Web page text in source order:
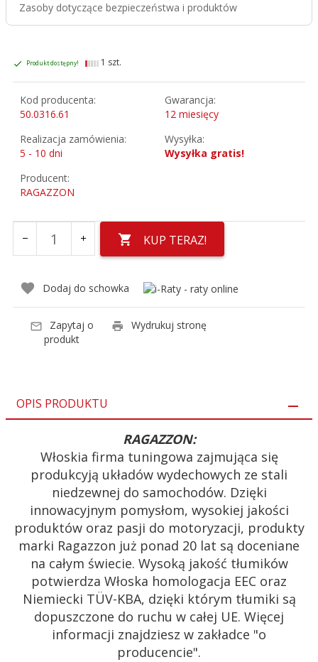
Zasoby dotyczące bezpieczeństwa i produktów
Produkt dostępny! 1 szt.
Kod producenta:
50.0316.61
Gwarancja:
12 miesięcy
Realizacja zamówienia:
5 - 10 dni
Wysyłka:
Wysyłka gratis!
Producent:
RAGAZZON
KUP TERAZ!
Dodaj do schowka
Zapytaj o
produkt
Wydrukuj stronę
OPIS PRODUKTU
RAGAZZON:
Włoskia firma tuningowa zajmująca się
produkcyją układów wydechowych ze stali
niedzewnej do samochodów. Dzięki
innowacyjnym pomysłom, wysokiej jakości
produktów oraz pasji do motoryzacji, produkty
marki Ragazzon już ponad 20 lat są doceniane
na całym świecie. Wysoką jakość tłumików
potwierdza Włoska homologacja EEC oraz
Niemiecki TÜV-KBA, dzięki którym tłumiki są
dopuszczone do ruchu w całej UE. Więcej
informacji znajdziesz w zakładce "o
producencie".